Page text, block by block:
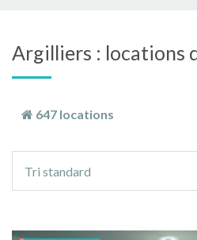
Argilliers : locations
647 locations
tri
Tri standard